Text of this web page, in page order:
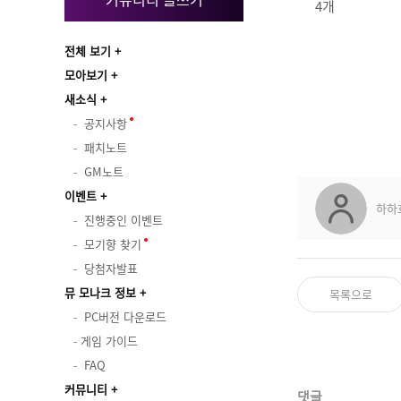
전체 보기
모아보기
새소식
공지사항
패치노트
GM노트
이벤트
진행중인 이벤트
모기향 찾기
당첨자발표
뮤 모나크 정보
PC버전 다운로드
게임 가이드
FAQ
커뮤니티
4개
하하
목록으로
댓글